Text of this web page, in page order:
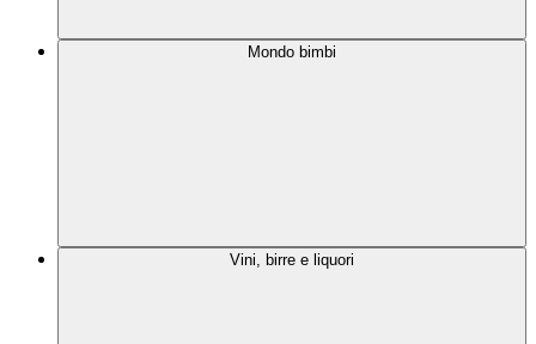
Mondo bimbi
Vini, birre e liquori